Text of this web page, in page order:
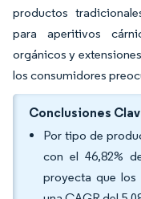
productos
para aperitivos
orgánicos y
los consumidores
Conclusiones
Por tipo de
con el 46,82%
proyecta que los